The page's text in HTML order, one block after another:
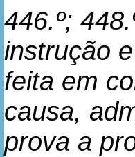
446.º;
instrução
feita em
causa,
prova a